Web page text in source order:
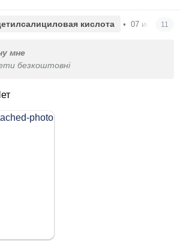
кислота • 07 июня в
11
мне
безкоштовні